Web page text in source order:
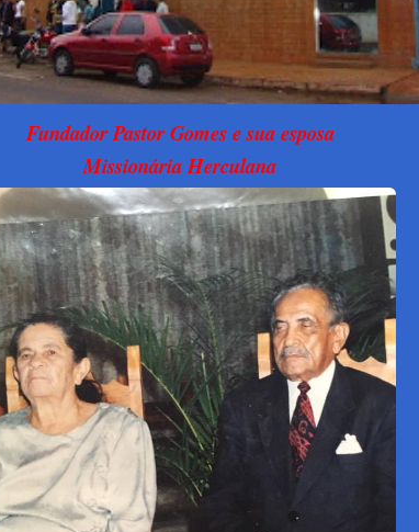
Fundador Pastor Gomes e sua esposa
Missionária Herculana